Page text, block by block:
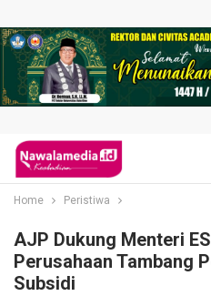
Home Peristiwa
AJP Dukung Menteri
Perusahaan Tambang
Subsidi